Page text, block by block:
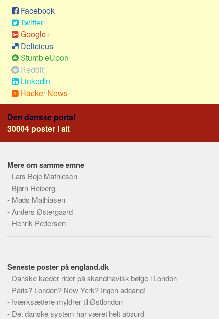
Økonomi
Jura og regler
Skatter og afgifter
Statistik
Praktisk
Alle
Meta
Dokumenttyper
Emner
Personer
Steder
Kilder
Om
Tekstannoncer
Bannere
Hjælp
Facebook
Twitter
Google+
Delicious
StumbleUpon
Reddit
LinkedIn
Hacker News
Den danske portal
30004 poster i alt
Mere om samme emne
- Lars Boje Mathiesen
- Bjørn Heiberg
- Mads Mathiasen
-Anders Østergaard
- Henrik Pedersen
Seneste poster på england.dk
- Danske kæder rider på skandinavisk bølge i London
- Paris? London? New York? Ingen adgang!
- Iværksættere myldrer til Østlondon
- Det danske system har været helt absurd